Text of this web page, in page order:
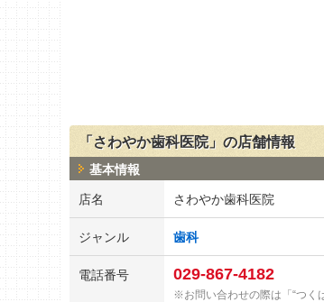
「さわやか歯科医院」の店舗情報
基本情報
店名 さわやか歯科医院
ジャンル 歯科
電話番号 029-867-4182
お問い合わせの際は「“つく